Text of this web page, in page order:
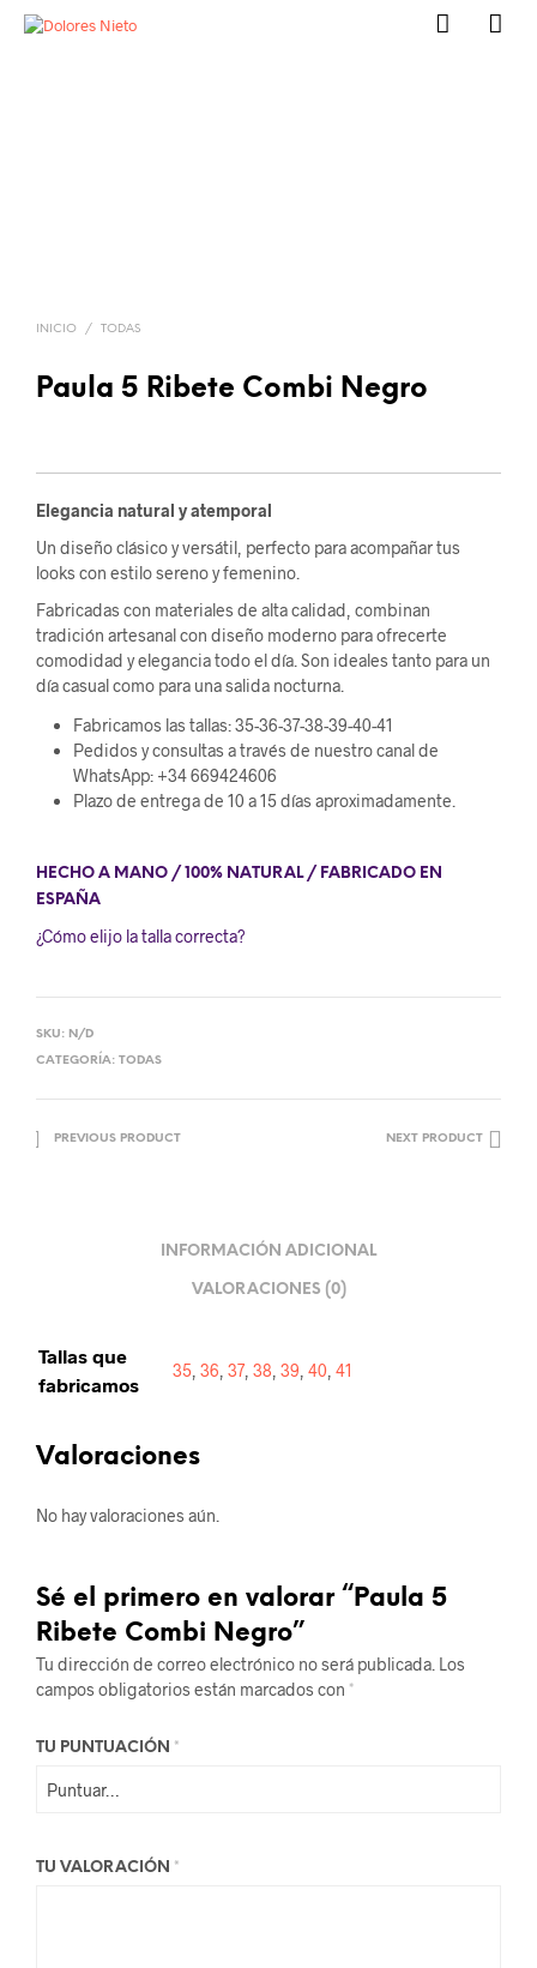
INICIO / TODAS
Paula 5 Ribete Combi Negro
Elegancia natural y atemporal
Un diseño clásico y versátil, perfecto para acompañar tus
looks con estilo sereno y femenino.
Fabricadas con materiales de alta calidad, combinan
tradición artesanal con diseño moderno para ofrecerte
comodidad y elegancia todo el día. Son ideales tanto para un
día casual como para una salida nocturna.
Fabricamos las tallas: 35-36-37-38-39-40-41
Pedidos y consultas a través de nuestro canal de
WhatsApp: +34 669424606
Plazo de entrega de 10 a 15 días aproximadamente.
HECHO A MANO / 100% NATURAL / FABRICADO EN
ESPAÑA
¿Cómo elijo la talla correcta?
SKU: N/D
CATEGORÍA: TODAS
PREVIOUS PRODUCT NEXT PRODUCT
INFORMACIÓN ADICIONAL
VALORACIONES (0)
Tallas que
fabricamos
35 36 37 38 39 40 41
Valoraciones
No hay valoraciones aún.
Sé el primero en valorar “Paula 5
Ribete Combi Negro”
Tu dirección de correo electrónico no será publicada. Los
campos obligatorios están marcados con *
TU PUNTUACIÓN *
TU VALORACIÓN *